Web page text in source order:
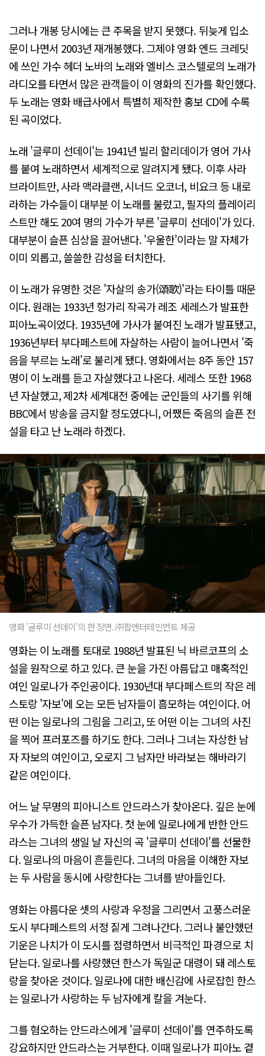
그러나 개봉 당시에는 큰 주목을 받지 못했다. 뒤늦게 입소
문이 나면서 2003년 재개봉했다. 그제야 영화 엔드 크레딧
에 쓰인 가수 헤더 노바의 노래와 엘비스 코스텔로의 노래가
라디오를 타면서 많은 관객들이 이 영화의 진가를 확인했다.
두 노래는 영화 배급사에서 특별히 제작한 홍보 CD에 수록
된 곡이었다.
노래 '글루미 선데이'는 1941년 빌리 할리데이가 영어 가사
를 붙여 노래하면서 세계적으로 알려지게 됐다. 이후 사라
브라이트만, 사라 맥라클랜, 시너드 오코너, 비요크 등 내로
라하는 가수들이 대부분 이 노래를 불렀고, 필자의 플레이리
스트만 해도 20여 명의 가수가 부른 '글루미 선데이'가 있다.
대부분이 슬픈 심상을 끌어낸다. '우울한'이라는 말 자체가
이미 외롭고, 쓸쓸한 감성을 터치한다.
이 노래가 유명한 것은 '자살의 송가(頌歌)'라는 타이틀 때문
이다. 원래는 1933년 헝가리 작곡가 레조 세레스가 발표한
피아노곡이었다. 1935년에 가사가 붙여진 노래가 발표됐고,
1936년부터 부다페스트에 자살하는 사람이 늘어나면서 '죽
음을 부르는 노래'로 불리게 됐다. 영화에서는 8주 동안 157
명이 이 노래를 듣고 자살했다고 나온다. 세레스 또한 1968
년 자살했고, 제2차 세계대전 중에는 군인들의 사기를 위해
BBC에서 방송을 금지할 정도였다니, 어쨌든 죽음의 슬픈 전
설을 타고 난 노래라 하겠다.
영화 '글루미 선데이'의 한 장면. ㈜팝엔터테인먼트 제공
영화는 이 노래를 토대로 1988년 발표된 닉 바르코프의 소
설을 원작으로 하고 있다. 큰 눈을 가진 아름답고 매혹적인
여인 일로나가 주인공이다. 1930년대 부다페스트의 작은 레
스토랑 '자보'에 오는 모든 남자들이 흠모하는 여인이다. 어
떤 이는 일로나의 그림을 그리고, 또 어떤 이는 그녀의 사진
을 찍어 프러포즈를 하기도 한다. 그러나 그녀는 자상한 남
자 자보의 여인이고, 오로지 그 남자만 바라보는 해바라기
같은 여인이다.
어느 날 무명의 피아니스트 안드라스가 찾아온다. 깊은 눈에
우수가 가득한 슬픈 남자다. 첫 눈에 일로나에게 반한 안드
라스는 그녀의 생일 날 자신의 곡 '글루미 선데이'를 선물한
다. 일로나의 마음이 흔들린다. 그녀의 마음을 이해한 자보
는 두 사람을 동시에 사랑한다는 그녀를 받아들인다.
영화는 아름다운 셋의 사랑과 우정을 그리면서 고풍스러운
도시 부다페스트의 서정 짙게 그려나간다. 그러나 불안했던
기운은 나치가 이 도시를 점령하면서 비극적인 파경으로 치
닫는다. 일로나를 사랑했던 한스가 독일군 대령이 돼 레스토
랑을 찾아온 것이다. 일로나에 대한 배신감에 사로잡힌 한스
는 일로나가 사랑하는 두 남자에게 칼을 겨눈다.
그를 혐오하는 안드라스에게 '글루미 선데이'를 연주하도록
강요하지만 안드라스는 거부한다. 이때 일로나가 피아노 곁